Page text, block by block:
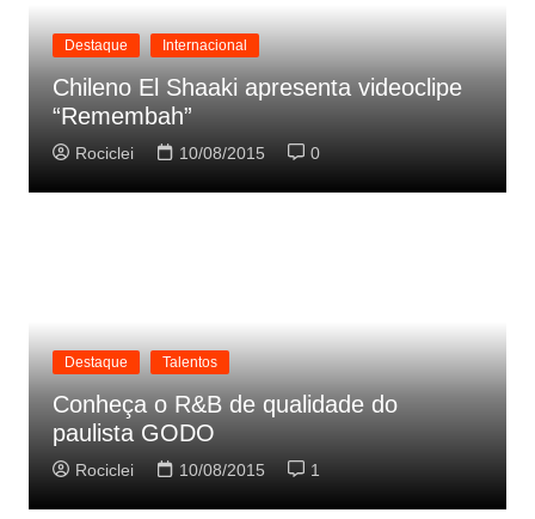
Destaque Internacional
Chileno El Shaaki apresenta videoclipe
“Remembah”
Rociclei 10/08/2015 0
Destaque Talentos
Conheça o R&B de qualidade do
paulista GODO
Rociclei 10/08/2015 1